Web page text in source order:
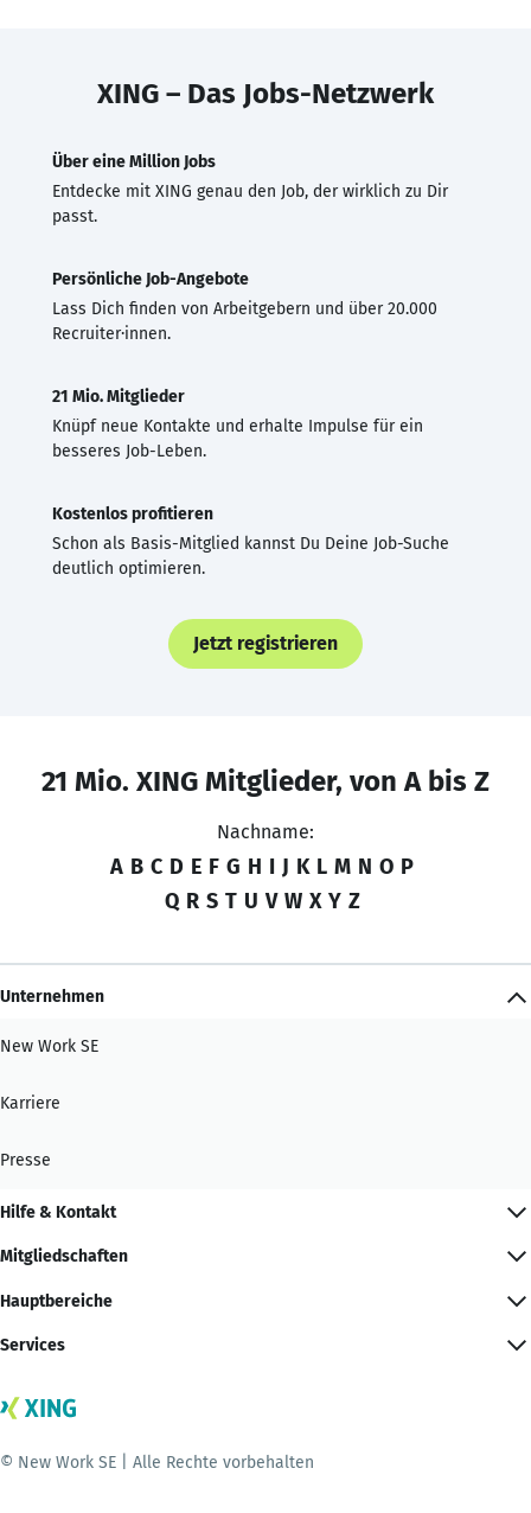
XING – Das Jobs-Netzwerk
Über eine Million Jobs
Entdecke mit XING genau den Job, der wirklich zu Dir
passt.
Persönliche Job-Angebote
Lass Dich finden von Arbeitgebern und über 20.000
Recruiter·innen.
21 Mio. Mitglieder
Knüpf neue Kontakte und erhalte Impulse für ein
besseres Job-Leben.
Kostenlos profitieren
Schon als Basis-Mitglied kannst Du Deine Job-Suche
deutlich optimieren.
Jetzt registrieren
21 Mio. XING Mitglieder, von A bis Z
Nachname:
A B C D E F G H I J K L M N O P
Q R S T U V W X Y Z
Unternehmen
New Work SE
Karriere
Presse
Hilfe & Kontakt
Mitgliedschaften
Hauptbereiche
Services
© New Work SE | Alle Rechte vorbehalten